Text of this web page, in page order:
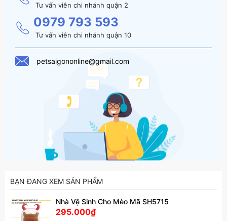
Tư vấn viên chi nhánh quận 2
0979 793 593
Tư vấn viên chi nhánh quận 10
petsaigononline@gmail.com
BẠN ĐANG XEM SẢN PHẨM
Nhà Vệ Sinh Cho Mèo Mã SH5715
295.000₫